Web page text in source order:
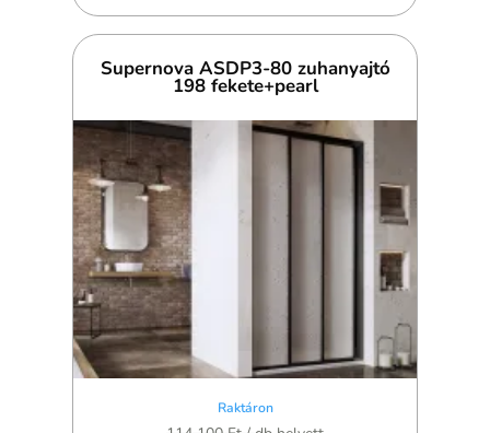
Supernova ASDP3-80 zuhanyajtó
198 fekete+pearl
Raktáron